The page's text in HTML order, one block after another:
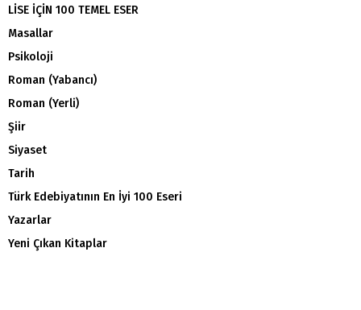
LİSE İÇİN 100 TEMEL ESER
Masallar
Psikoloji
Roman (Yabancı)
Roman (Yerli)
Şiir
Siyaset
Tarih
Türk Edebiyatının En İyi 100 Eseri
Yazarlar
Yeni Çıkan Kitaplar